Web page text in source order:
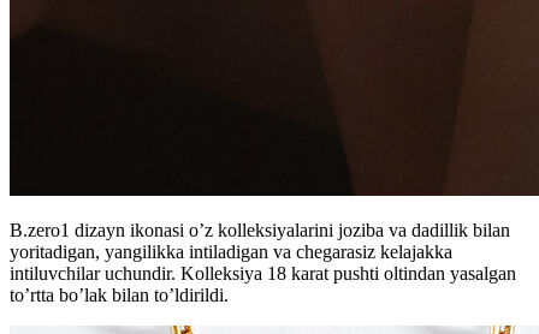
B.zero1 dizayn ikonasi o’z kolleksiyalarini joziba va dadillik bilan
yoritadigan, yangilikka intiladigan va chegarasiz kelajakka
intiluvchilar uchundir. Kolleksiya 18 karat pushti oltindan yasalgan
to’rtta bo’lak bilan to’ldirildi.